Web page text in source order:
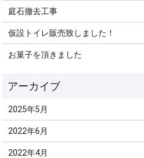
庭石撤去工事
仮設トイレ販売致しました！
お菓子を頂きました
2025年5月
2022年6月
2022年4月